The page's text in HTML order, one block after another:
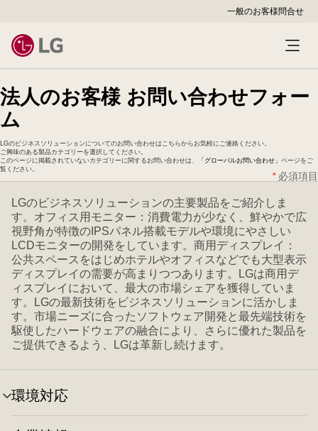
一般のお客様問合せ
法人のお客様 お問い合わせフォー
ム
LGのビジネスソリューションについてのお問い合わせはこちらからお気軽にご連絡ください。
ご興味のある製品カテゴリーを選択してください。
このページに掲載されていないカテゴリーに関するお問い合わせは、
「グローバルお問い合わせ」 ページをご
覧ください。
* 必須項目
LGのビジネスソリューションの主要製品をご紹介しま
す。オフィス用モニター：消費電力が少なく、鮮やかで広
視野角が特徴のIPSパネル搭載モデルや環境にやさしい
LCDモニターの開発をしています。商用ディスプレイ：
公共スペースをはじめホテルやオフィスなどでも大型表示
ディスプレイの需要が高まりつつあります。LGは商用デ
ィスプレイにおいて、最大の市場シェアを獲得していま
す。LGの最新技術をビジネスソリューションに活かしま
す。市場ニーズに合ったソフトウェア開発と最先端技術を
駆使したハードウェアの融合により、さらに優れた製品を
ご提供できるよう、LGは革新し続けます。
環境対応
メ
ニ